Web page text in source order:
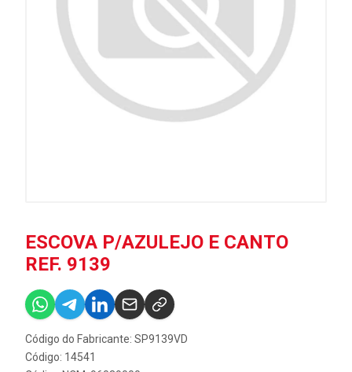
ESCOVA P/AZULEJO E CANTO
REF. 9139
Código do Fabricante: SP9139VD
Código: 14541